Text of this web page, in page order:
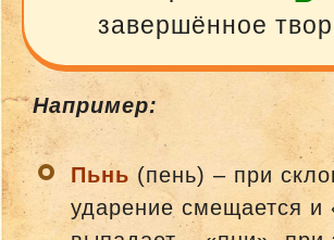
завершённое
Например:
Пьнь (пень) – при
ударение смещается и